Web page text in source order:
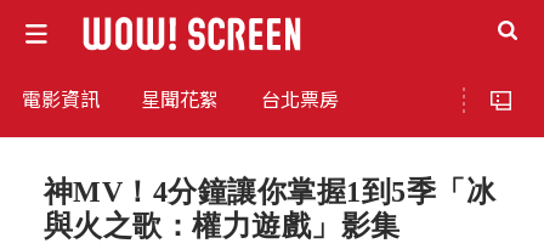
電影資訊 星聞花絮 台北票房
神MV！4分鐘讓你掌握1到5季「冰
與火之歌：權力遊戲」影集